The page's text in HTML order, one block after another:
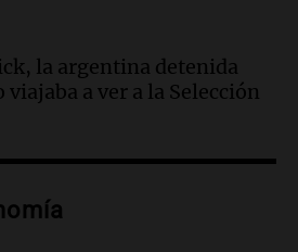
metros en Nueva Córdoba
del Tigo 7 CSH: el
la argentina detenida
viajaba a ver a la Selección